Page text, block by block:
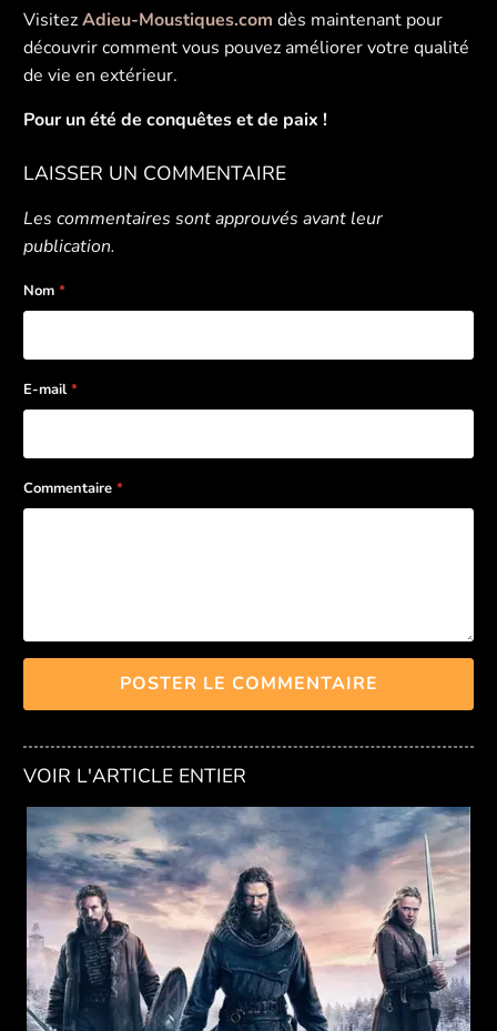
VisitezAdieu-Moustiques.com dès maintenant pour
découvrir comment vous pouvez améliorer votre qualité
de vie en extérieur.
Pour un été de conquêtes et de paix !
LAISSER UN COMMENTAIRE
Les commentaires sont approuvés avant leur
publication.
Nom*
E-mail*
Commentaire*
VOIR L'ARTICLE ENTIER